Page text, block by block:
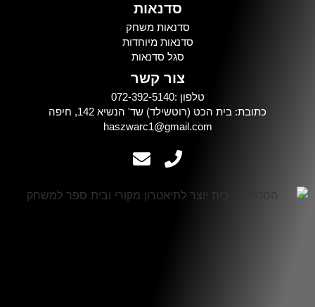
סדנאות
סדנאות משחק
סדנאות מיוחדות
סגל סדנאות
צור קשר
טלפון :072-392-5140
כתובת: בית הכט (רוטשילד) שד' הנשיא 142, חיפה
haszwarc1@gmail.com